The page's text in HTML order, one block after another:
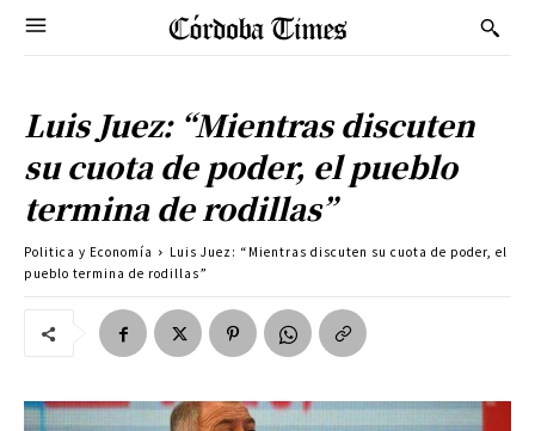
Luis Juez: “Mientras discuten
su cuota de poder, el pueblo
termina de rodillas”
Politica y Economía
Luis Juez: “Mientras discuten su cuota de poder, el
pueblo termina de rodillas”